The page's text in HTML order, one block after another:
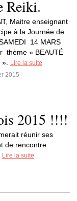
Reiki.
Maitre enseignant
à la Journée de
14 MARS
thème » BEAUTÉ
Lire la suite
2015
2015 !!!!
réunir ses
de rencontre
Lire la suite